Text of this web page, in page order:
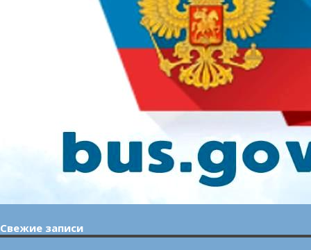
Свежие записи